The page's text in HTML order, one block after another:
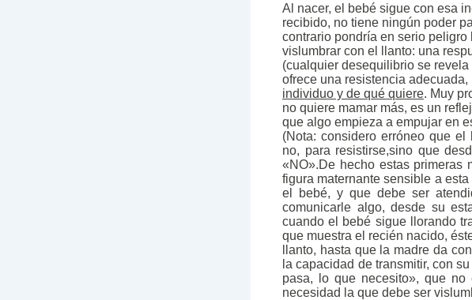
Al nacer, el bebé sigue con esa
recibido, no tiene ningún poder
contrario pondría en serio
vislumbrar con el llanto: una
(cualquier desequilibrio se
ofrece una resistencia
individuo y de qué quiere. Muy
no quiere mamar más, es un
que algo empieza a empujar en
(Nota: considero erróneo que
no, para resistirse,sino que
«NO».De hecho estas primeras
figura maternante sensible a
el bebé, y que debe ser
comunicarle algo, desde su
cuando el bebé sigue llorando
que muestra el recién nacido,
llanto, hasta que la madre da
la capacidad de transmitir, con
pasa, lo que necesito», que
necesidad la que debe ser